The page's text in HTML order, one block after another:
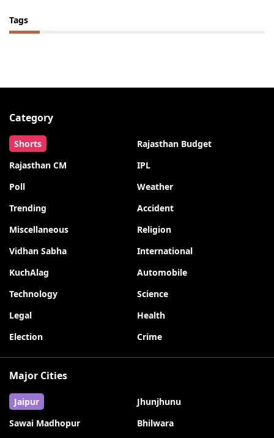
Tags
Category
Shorts
Rajasthan Budget
Rajasthan CM
IPL
Poll
Weather
Trending
Accident
Miscellaneous
Religion
Vidhan Sabha
International
KuchAlag
Automobile
Technology
Science
Legal
Health
Election
Crime
Major Cities
Jaipur
Jhunjhunu
Sawai Madhopur
Bhilwara